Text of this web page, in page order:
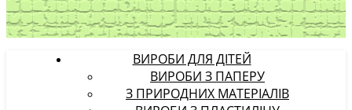
ВИРОБИ ДЛЯ ДІТЕЙ
ВИРОБИ З ПАПЕРУ
З ПРИРОДНИХ МАТЕРІАЛІВ